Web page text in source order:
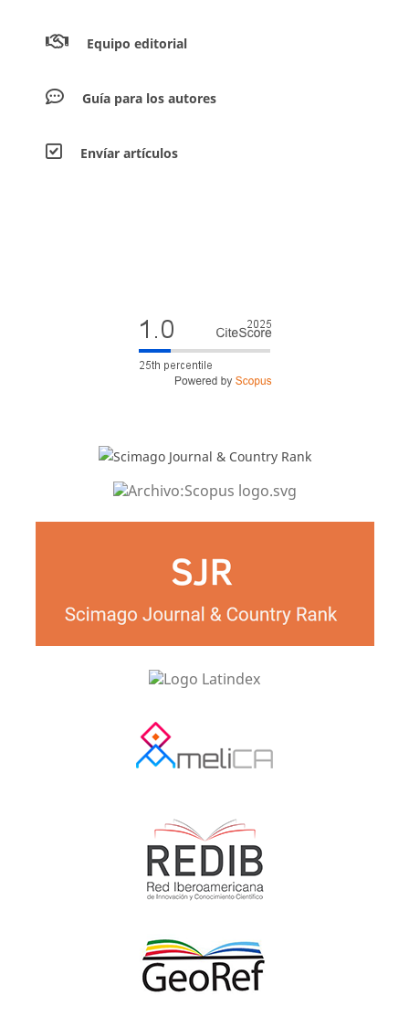
Equipo editorial
Guía para los autores
Envíar artículos